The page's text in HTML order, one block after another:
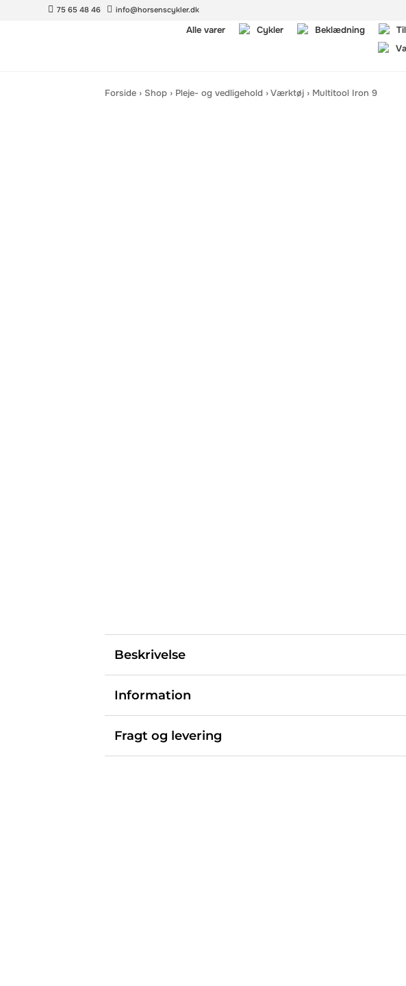
75 65 48 46 info@horsenscykler.dk
Alle varer Cykler Beklædning
Forside› Shop› Pleje- og vedligehold ›Værktøj› Multitool Iron 9
Beskrivelse
Information
Fragt og levering